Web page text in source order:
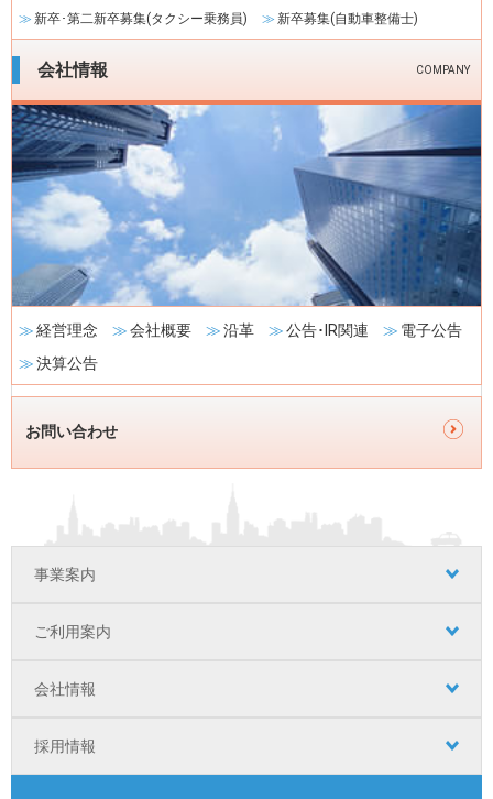
新卒･第二新卒募集(タクシー乗務員) 新卒募集(自動車整備士)
会社情報 COMPANY
経営理念 会社概要 沿革 公告･IR関連
電子公告
決算公告
お問い合わせ
ゲ
事業案内
ご利用案内
会社情報
採用情報